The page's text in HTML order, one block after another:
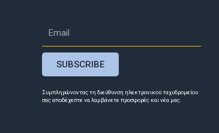
SUBSCRIBE
Συμπληρώνοντας τη διεύθυνση ηλεκτρονικού ταχυδρομείου
σας αποδέχεστε να λαμβάνετε προσφορές και νέα μας.